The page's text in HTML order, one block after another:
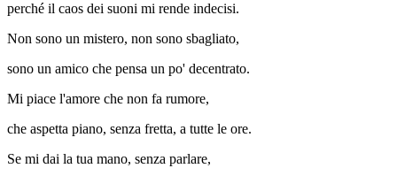
perché il caos dei suoni mi rende indecisi.
Non sono un mistero, non sono sbagliato,
sono un amico che pensa un po' decentrato.
Mi piace l'amore che non fa rumore,
che aspetta piano, senza fretta, a tutte le ore.
Se mi dai la tua mano, senza parlare,